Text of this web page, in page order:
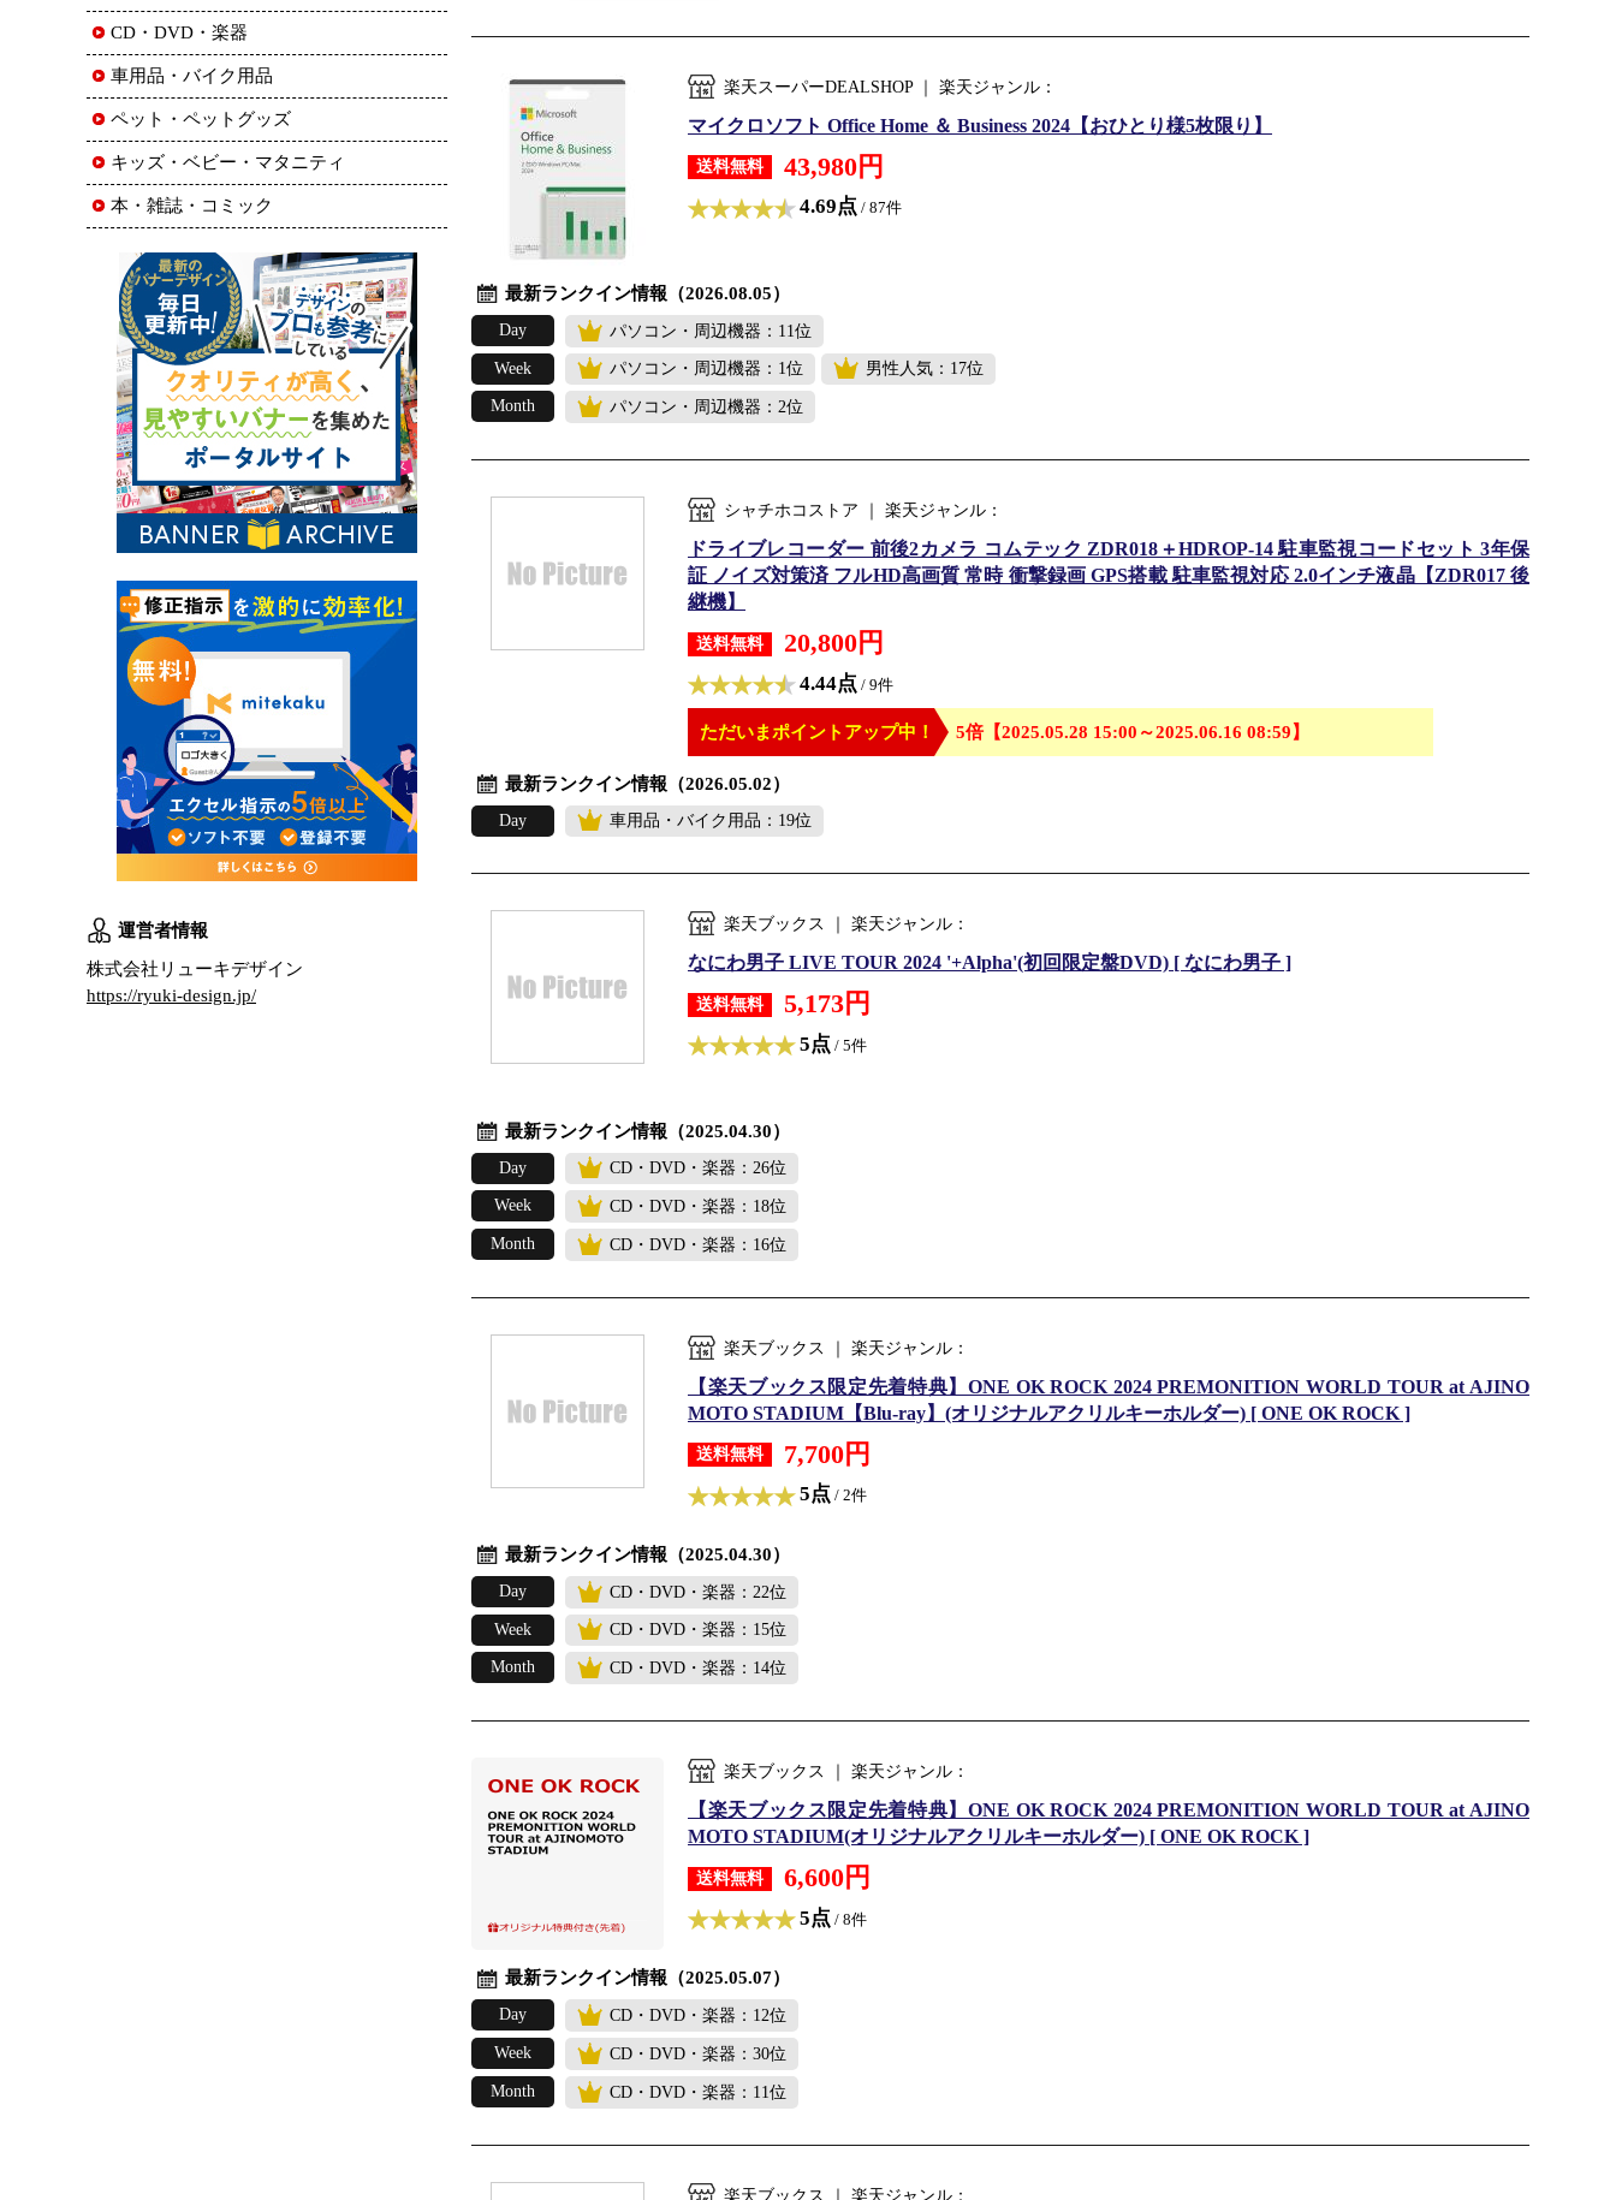
楽天スーパーDEALSHOP ｜ 楽天ジャンル：
マイクロソフト Office Home ＆ Business 2024【おひとり様5枚限り】
送料無料 43,980円
4.69点 / 87件
最新ランクイン情報（2026.08.05）
Day パソコン・周辺機器：11位
Week パソコン・周辺機器：1位 男性人気：17位
Month パソコン・周辺機器：2位
シャチホコストア ｜ 楽天ジャンル：
ドライブレコーダー 前後2カメラ コムテック ZDR018＋HDROP-14 駐車監視コードセット 3年保
証 ノイズ対策済 フルHD高画質 常時 衝撃録画 GPS搭載 駐車監視対応 2.0インチ液晶【ZDR017 後
継機】
送料無料 20,800円
4.44点 / 9件
ただいまポイントアップ中！ 5倍【2025.05.28 15:00～2025.06.16 08:59】
最新ランクイン情報（2026.05.02）
Day 車用品・バイク用品：19位
楽天ブックス ｜ 楽天ジャンル：
なにわ男子 LIVE TOUR 2024 '+Alpha'(初回限定盤DVD) [ なにわ男子 ]
送料無料 5,173円
5点 / 5件
最新ランクイン情報（2025.04.30）
Day CD・DVD・楽器：26位
Week CD・DVD・楽器：18位
Month CD・DVD・楽器：16位
楽天ブックス ｜ 楽天ジャンル：
【楽天ブックス限定先着特典】ONE OK ROCK 2024 PREMONITION WORLD TOUR at AJINO
MOTO STADIUM【Blu-ray】(オリジナルアクリルキーホルダー) [ ONE OK ROCK ]
送料無料 7,700円
5点 / 2件
最新ランクイン情報（2025.04.30）
Day CD・DVD・楽器：22位
Week CD・DVD・楽器：15位
Month CD・DVD・楽器：14位
楽天ブックス ｜ 楽天ジャンル：
【楽天ブックス限定先着特典】ONE OK ROCK 2024 PREMONITION WORLD TOUR at AJINO
MOTO STADIUM(オリジナルアクリルキーホルダー) [ ONE OK ROCK ]
送料無料 6,600円
5点 / 8件
最新ランクイン情報（2025.05.07）
Day CD・DVD・楽器：12位
Week CD・DVD・楽器：30位
Month CD・DVD・楽器：11位
楽天ブックス ｜ 楽天ジャンル：
CD・DVD・楽器
車用品・バイク用品
ペット・ペットグッズ
キッズ・ベビー・マタニティ
本・雑誌・コミック
運営者情報
株式会社リューキデザイン
https://ryuki-design.jp/